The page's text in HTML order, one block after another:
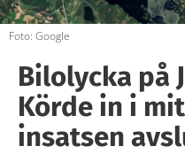
Foto: Google
Bilolycka på
Körde in i
insatsen